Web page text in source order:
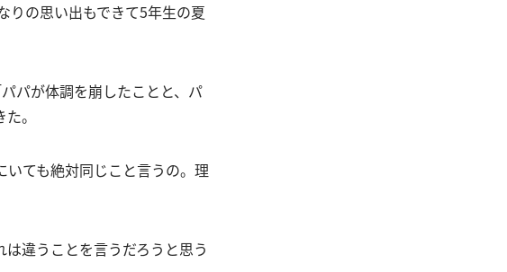
りの思い出もできて5年生の夏
パが体調を崩したことと、パ
。
ても絶対同じこと言うの。理
違うことを言うだろうと思う